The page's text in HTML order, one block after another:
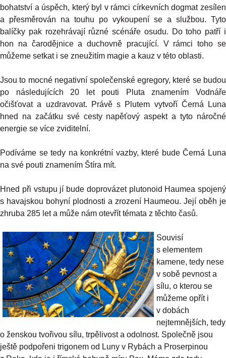
bohatství a úspěch, který byl v rámci církevních dogmat zesílen
a přesměrován na touhu po vykoupení se a službou. Tyto
balíčky pak rozehrávají různé scénáře osudu. Do toho patří i
hon na čarodějnice a duchovně pracující. V rámci toho se
můžeme setkat i se zneužitím magie a kauz v této oblasti.
Jsou to mocné negativní společenské egregory, které se budou
po následujících 20 let pouti Pluta znamením Vodnáře
očišťovat a uzdravovat. Právě s Plutem vytvoří Černá Luna
hned na začátku své cesty napěťový aspekt a tyto náročné
energie se více zviditelní.
Podíváme se tedy na konkrétní vazby, které bude Černá Luna
na své pouti znamením Štíra mít.
Hned při vstupu jí bude doprovázet plutonoid Haumea spojený
s havajskou bohyní plodnosti a zrození Haumeou. Její oběh je
zhruba 285 let a může nám otevřít témata z těchto časů.
Souvisí
s elementem
kamene, tedy nese
v sobě pevnost a
sílu, o kterou se
můžeme opřít i
v dobách
nejtemnějších, tedy
o ženskou tvořivou sílu, trpělivost a odolnost. Společně jsou
ještě podpořeni trigonem od Luny v Rybách a Proserpinou